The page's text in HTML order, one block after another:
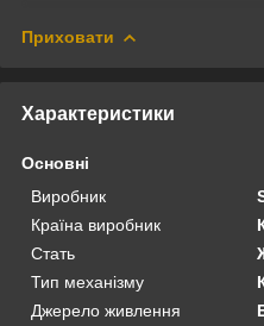
Приховати
Характеристики
Основні
Виробник
Країна виробник
Стать
Тип механізму
Джерело живлення